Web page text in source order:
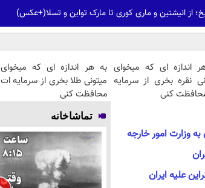
از انیشتین و ماری کوری تا مارک تواین و تسلا(+عکس)
اندازه ای که میخوای
نقره بخری از سرمایه
کنی
به هر اندازه ای که میخوای
میتونی طلا بخری از سرمایه ات
محافظت کنی
وزارت امور خارجه
تماشاخانه